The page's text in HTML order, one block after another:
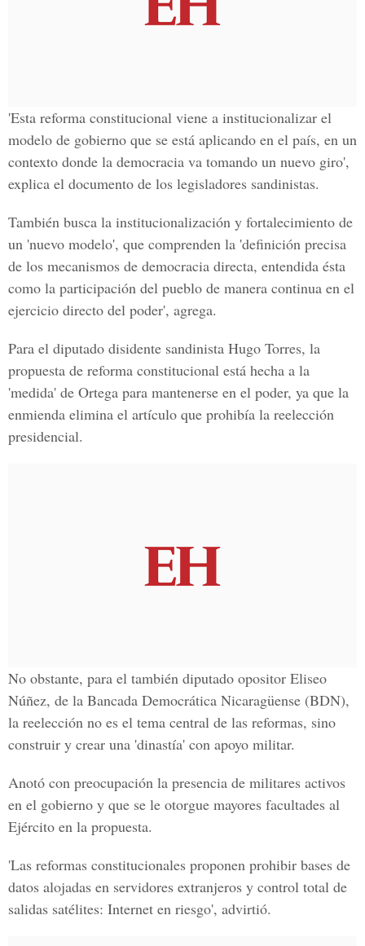
'Esta reforma constitucional viene a institucionalizar el
modelo de gobierno que se está aplicando en el país, en un
contexto donde la democracia va tomando un nuevo giro',
explica el documento de los legisladores sandinistas.
También busca la institucionalización y fortalecimiento de
un 'nuevo modelo', que comprenden la 'definición precisa
de los mecanismos de democracia directa, entendida ésta
como la participación del pueblo de manera continua en el
ejercicio directo del poder', agrega.
Para el diputado disidente sandinista Hugo Torres, la
propuesta de reforma constitucional está hecha a la
'medida' de Ortega para mantenerse en el poder, ya que la
enmienda elimina el artículo que prohibía la reelección
presidencial.
No obstante, para el también diputado opositor Eliseo
Núñez, de la Bancada Democrática Nicaragüense (BDN),
la reelección no es el tema central de las reformas, sino
construir y crear una 'dinastía' con apoyo militar.
Anotó con preocupación la presencia de militares activos
en el gobierno y que se le otorgue mayores facultades al
Ejército en la propuesta.
'Las reformas constitucionales proponen prohibir bases de
datos alojadas en servidores extranjeros y control total de
salidas satélites: Internet en riesgo', advirtió.